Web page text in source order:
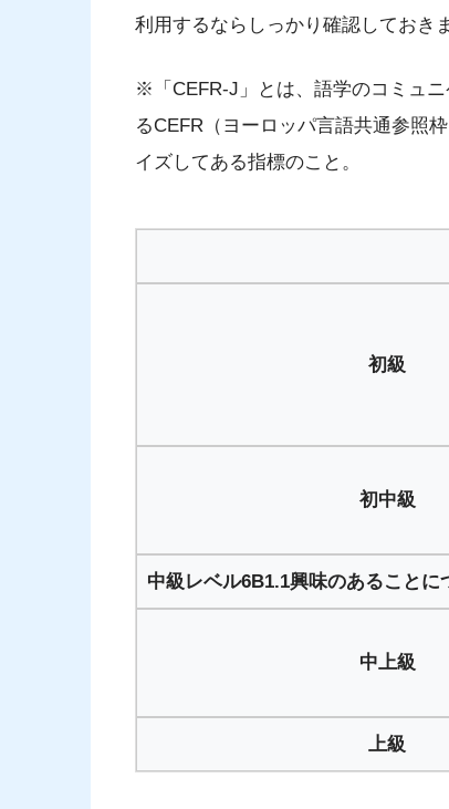
利用するならしっかり確認しておき
※「CEFR-J」とは、語学のコミュ
るCEFR（ヨーロッパ言語共通参照
イズしてある指標のこと。
初級
初中級
中級レベル6B1.1興味のあることに
中上級
上級